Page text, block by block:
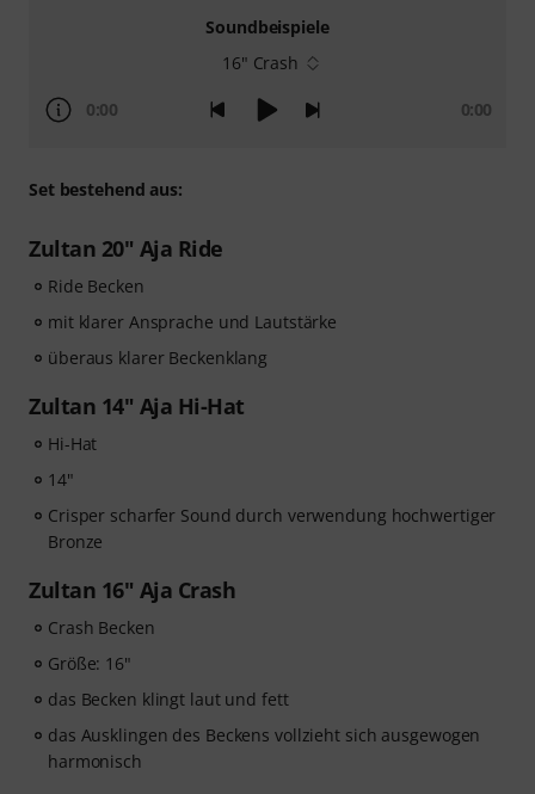
Soundbeispiele
16" Crash
0:00 0:00
Set bestehend aus:
Zultan 20" Aja Ride
Ride Becken
mit klarer Ansprache und Lautstärke
überaus klarer Beckenklang
Zultan 14" Aja Hi-Hat
Hi-Hat
14"
Crisper scharfer Sound durch verwendung hochwertiger
Bronze
Zultan 16" Aja Crash
Crash Becken
Größe: 16"
das Becken klingt laut und fett
das Ausklingen des Beckens vollzieht sich ausgewogen
harmonisch